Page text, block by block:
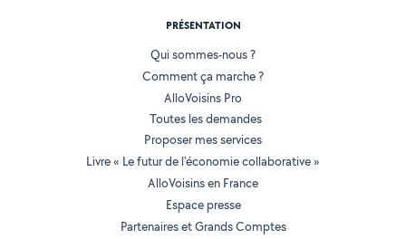
PRÉSENTATION
Qui sommes-nous ?
Comment ça marche ?
AlloVoisins Pro
Toutes les demandes
Proposer mes services
Livre « Le futur de l'économie collaborative »
AlloVoisins en France
Espace presse
Partenaires et Grands Comptes